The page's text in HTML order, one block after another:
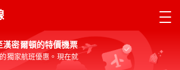
密爾頓的特價機票
獨家航班優惠。現在就